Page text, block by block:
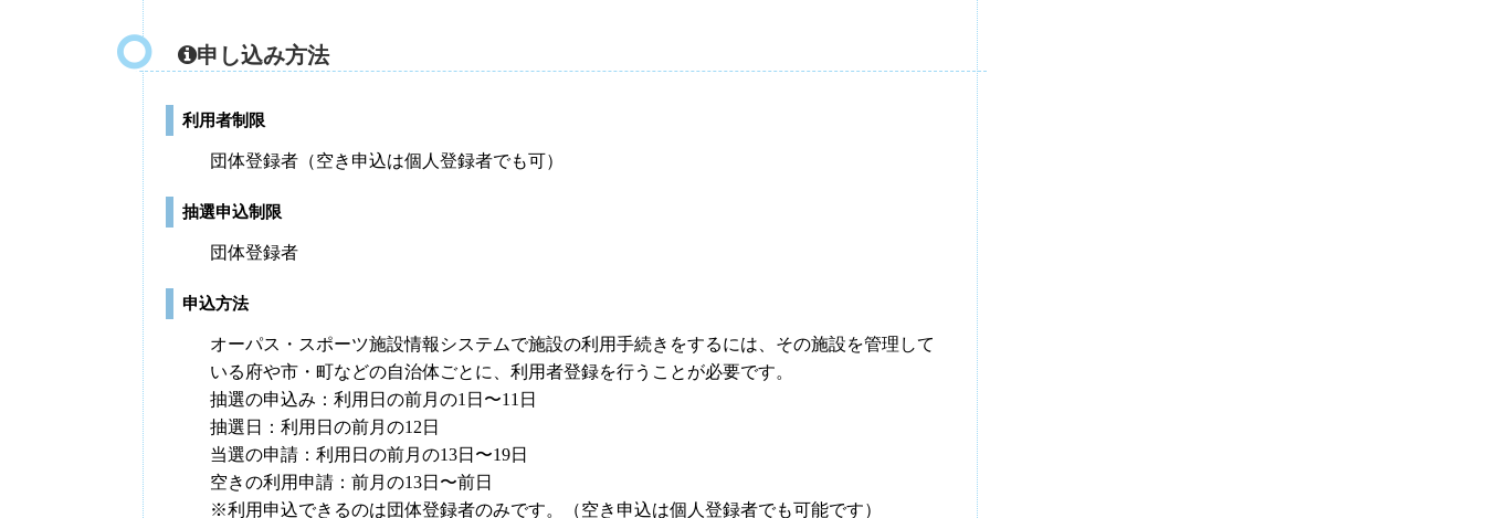
申し込み方法
利用者制限
団体登録者（空き申込は個人登録者でも可）
抽選申込制限
団体登録者
申込方法
オーパス・スポーツ施設情報システムで施設の利用手続きをするには、その施設を管理して
いる府や市・町などの自治体ごとに、利用者登録を行うことが必要です。
抽選の申込み：利用日の前月の1日〜11日
抽選日：利用日の前月の12日
当選の申請：利用日の前月の13日〜19日
空きの利用申請：前月の13日〜前日
※利用申込できるのは団体登録者のみです。（空き申込は個人登録者でも可能です）